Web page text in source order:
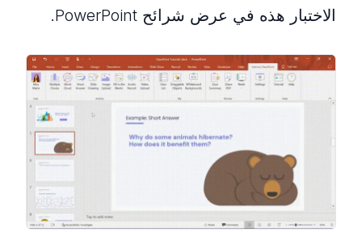
الاختبار هذه في عرض شرائح PowerPoint.